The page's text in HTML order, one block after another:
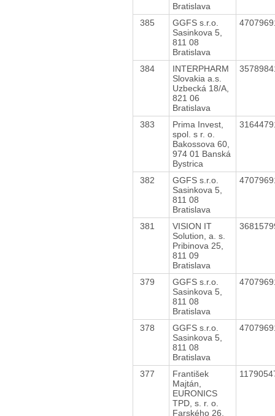
Bratislava
385
GGFS s.r.o.
Sasinkova 5,
811 08
Bratislava
384
INTERPHARM
Slovakia a.s.
Uzbecká 18/A,
821 06
Bratislava
383
Prima Invest,
spol. s r. o.
Bakossova 60,
974 01 Banská
Bystrica
382
GGFS s.r.o.
Sasinkova 5,
811 08
Bratislava
381
VISION IT
Solution, a. s.
Pribinova 25,
811 09
Bratislava
379
GGFS s.r.o.
Sasinkova 5,
811 08
Bratislava
378
GGFS s.r.o.
Sasinkova 5,
811 08
Bratislava
377
František
Majtán,
EURONICS
TPD, s. r. o.
Farského 26,